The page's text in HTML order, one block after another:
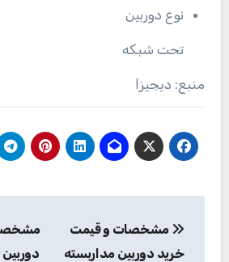
نوع دوربین
تحت شبکه
منبع: دیجیزا
نوشته
مشخصات و قیمت
خرید دوربین مداربسته